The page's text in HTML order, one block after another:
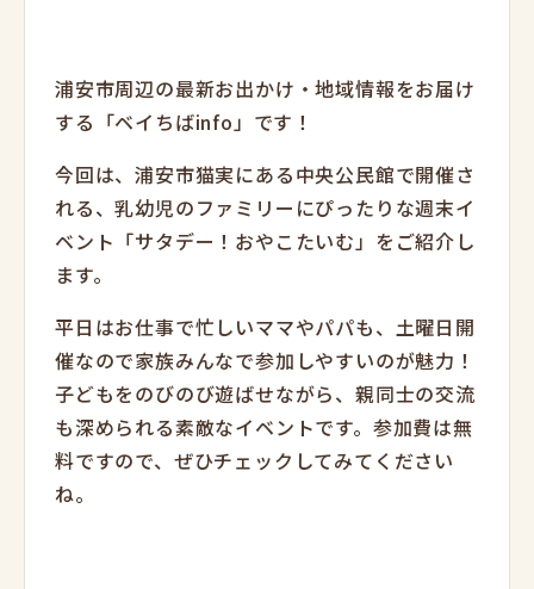
浦安市周辺の最新お出かけ・地域情報をお届け
する「ベイちばinfo」です！
今回は、浦安市猫実にある中央公民館で開催さ
れる、乳幼児のファミリーにぴったりな週末イ
ベント「サタデー！おやこたいむ」をご紹介し
ます。
平日はお仕事で忙しいママやパパも、土曜日開
催なので家族みんなで参加しやすいのが魅力！
子どもをのびのび遊ばせながら、親同士の交流
も深められる素敵なイベントです。参加費は無
料ですので、ぜひチェックしてみてください
ね。